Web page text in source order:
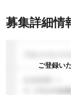
募集詳細情
ご登録い